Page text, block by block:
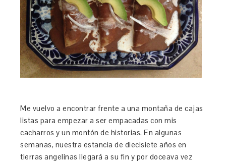
Me vuelvo a encontrar frente a una montaña de cajas
listas para empezar a ser empacadas con mis
cacharros y un montón de historias. En algunas
semanas, nuestra estancia de diecisiete años en
tierras angelinas llegará a su fin y por doceava vez